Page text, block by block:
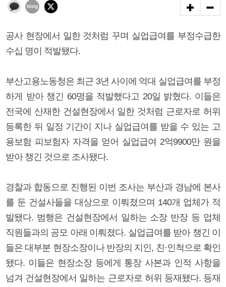
공사 현장에서 일한 것처럼 꾸며 실업급여를 부정수급한
수십 명이 적발됐다.
부산고용노동청은 최근 3년 사이에 억대 실업급여를 부정
하게 받아 챙긴 60명을 적발했다고 20일 밝혔다. 이들은
전국에 산재한 건설현장에서 일한 것처럼 근로자로 허위
등록한 뒤 일정 기간이 지나 실업급여를 받을 수 있는 고
용보험 피보험자 자격을 얻어 실업급여 2억9900만 원을
받아 챙긴 것으로 조사됐다.
경찰과 합동으로 진행된 이번 조사는 부산과 경남에 본사
를 둔 건설사들을 대상으로 이뤄졌으며 140개 업체가 적
발됐다. 범행은 건설현장에서 일하는 소장 반장 등 업체
직원들과의 공모 아래 이뤄졌다. 실업급여를 받아 챙긴 이
들은 대부분 현장소장이나 반장의 지인, 친·인척으로 확인
됐다. 이들은 현장소장 등에게 통장 사본과 인적 사항을
넘겨 건설현장에서 일하는 근로자로 허위 등재됐다. 등재